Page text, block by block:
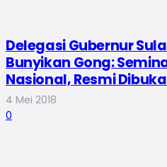
Delegasi Gubernur
Bunyikan Gong:
Nasional, Resmi
4 Mei 2018
0